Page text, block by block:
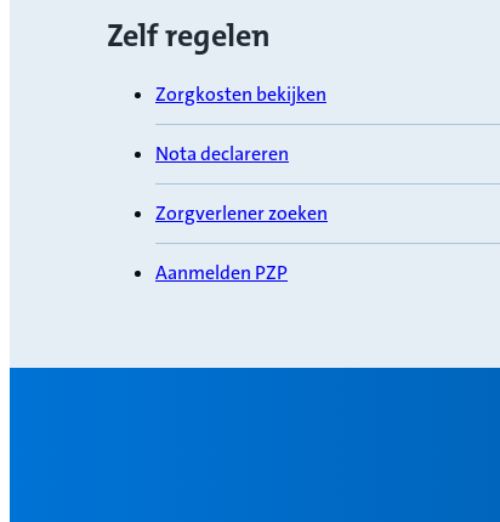
Zelf regelen
Zorgkosten bekijken
Nota declareren
Zorgverlener zoeken
Aanmelden PZP